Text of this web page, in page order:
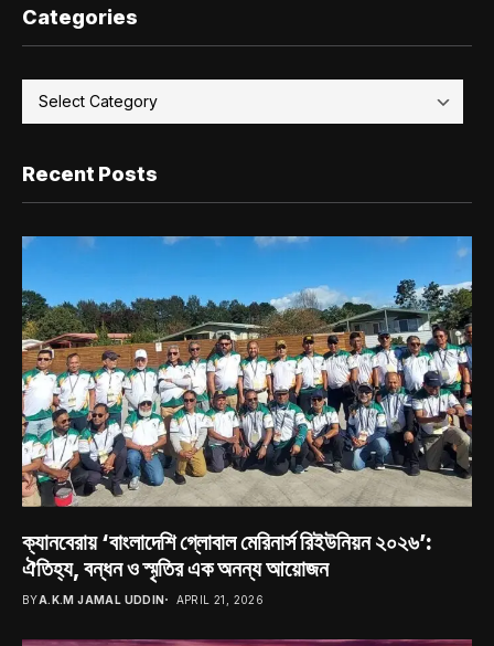
Categories
Recent Posts
ক্যানবেরায় ‘বাংলাদেশি গ্লোবাল মেরিনার্স রিইউনিয়ন ২০২৬’:
ঐতিহ্য, বন্ধন ও স্মৃতির এক অনন্য আয়োজন
BYA.K.M JAMAL UDDIN APRIL 21, 2026